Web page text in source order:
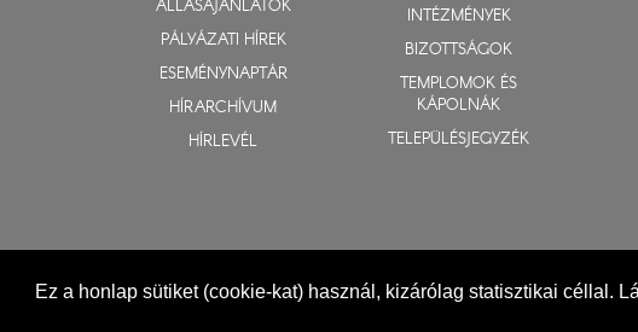
Ez a honlap sütiket (cookie-kat) használ, kizárólag statisztikai céllal.
ÁLLÁSAJÁNLATOK
PÁLYÁZATI HÍREK
ESEMÉNYNAPTÁR
HÍRARCHÍVUM
HÍRLEVÉL
INTÉZMÉNYEK
BIZOTTSÁGOK
TEMPLOMOK ÉS
KÁPOLNÁK
TELEPÜLÉSJEGYZÉK
© 2015-2026 Nyíregyházi Egyházmegye